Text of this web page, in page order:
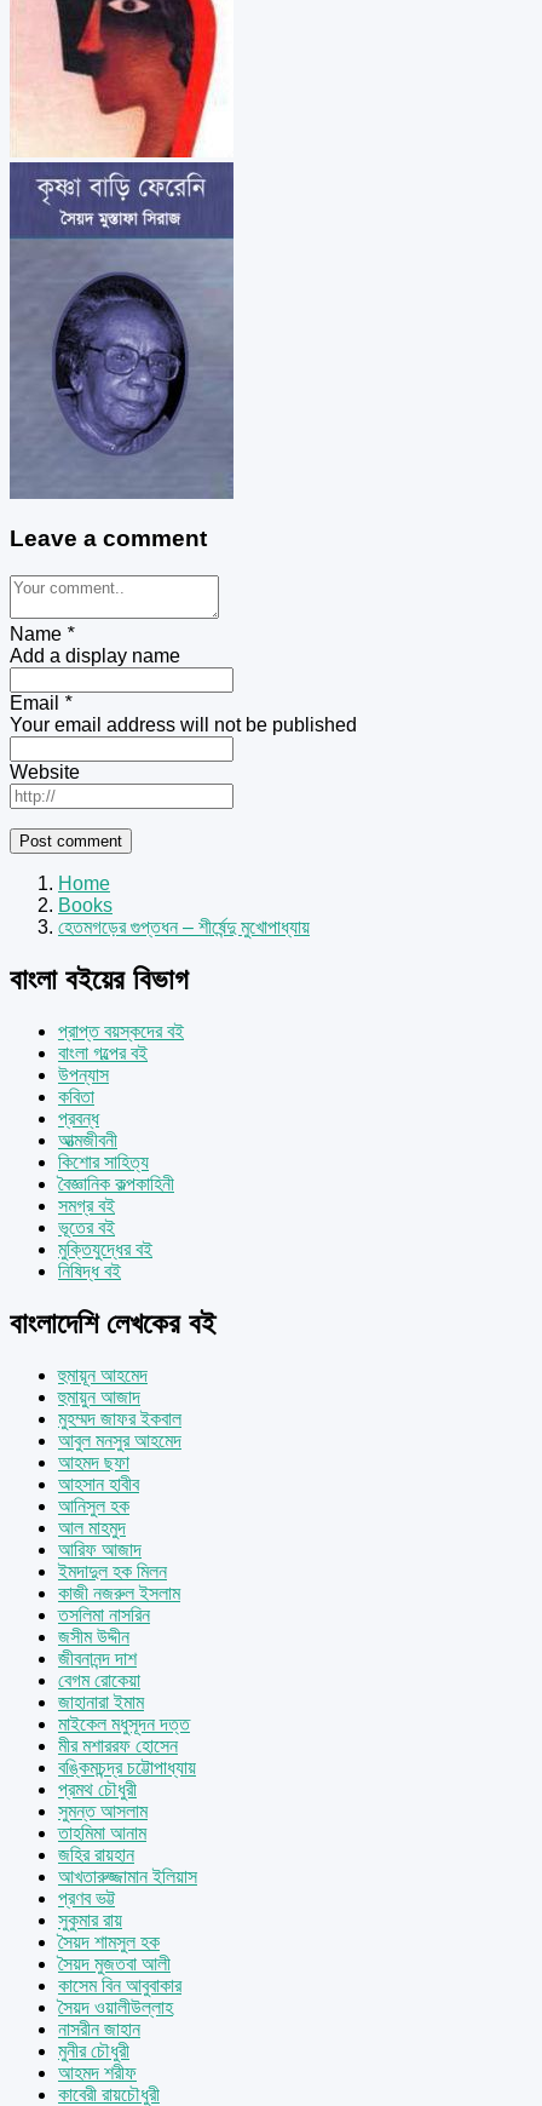
Leave a comment
Name *
Add a display name
Email *
Your email address will not be published
Website
Home
Books
হেতমগড়ের গুপ্তধন – শীর্ষেন্দু মুখোপাধ্যায়
বাংলা বইয়ের বিভাগ
প্রাপ্ত বয়স্কদের বই
বাংলা গল্পের বই
উপন্যাস
কবিতা
প্রবন্ধ
আত্মজীবনী
কিশোর সাহিত্য
বৈজ্ঞানিক কল্পকাহিনী
সমগ্র বই
ভূতের বই
মুক্তিযুদ্ধের বই
নিষিদ্ধ বই
বাংলাদেশি লেখকের বই
হুমায়ূন আহমেদ
হুমায়ুন আজাদ
মুহম্মদ জাফর ইকবাল
আবুল মনসুর আহমেদ
আহমদ ছফা
আহসান হাবীব
আনিসুল হক
আল মাহমুদ
আরিফ আজাদ
ইমদাদুল হক মিলন
কাজী নজরুল ইসলাম
তসলিমা নাসরিন
জসীম উদ্দীন
জীবনানন্দ দাশ
বেগম রোকেয়া
জাহানারা ইমাম
মাইকেল মধুসূদন দত্ত
মীর মশাররফ হোসেন
বঙ্কিমচন্দ্র চট্টোপাধ্যায়
প্রমথ চৌধুরী
সুমন্ত আসলাম
তাহমিমা আনাম
জহির রায়হান
আখতারুজ্জামান ইলিয়াস
প্রণব ভট্ট
সুকুমার রায়
সৈয়দ শামসুল হক
সৈয়দ মুজতবা আলী
কাসেম বিন আবুবাকার
সৈয়দ ওয়ালীউল্লাহ
নাসরীন জাহান
মুনীর চৌধুরী
আহমদ শরীফ
কাবেরী রায়চৌধুরী